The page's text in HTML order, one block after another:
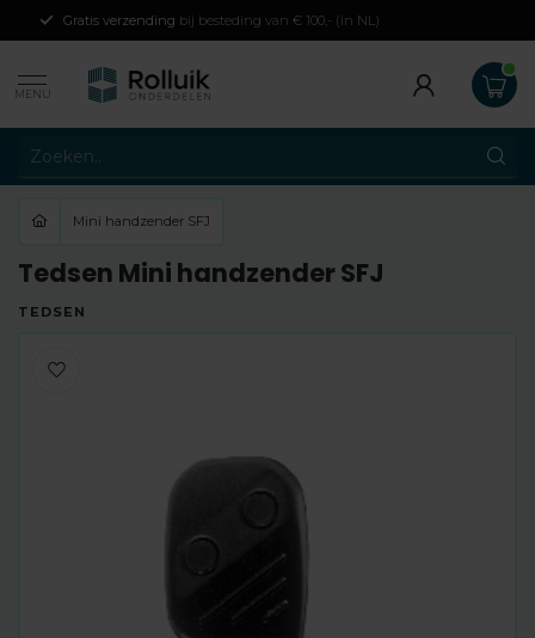
Gratis verzending bij besteding van € 100,- (in NL)
MENU
Mini handzender SFJ
Tedsen Mini handzender SFJ
TEDSEN